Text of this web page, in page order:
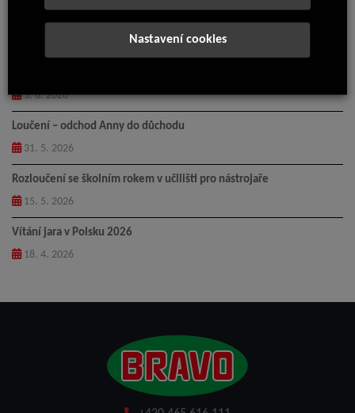
Příměstský tábor Isolit-Bravo 2026
5. 6. 2026
Loučení – odchod Anny do důchodu
31. 5. 2026
Rozloučení se školním rokem v učilišti pro nástrojaře
15. 5. 2026
Vítání jara v Polsku 2026
18. 4. 2026
Nastavení cookies